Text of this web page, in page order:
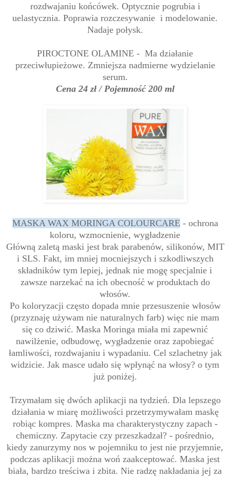
rozdwajaniu końcówek. Optycznie pogrubia i
uelastycznia. Poprawia rozczesywanie i modelowanie.
Nadaje połysk.
PIROCTONE OLAMINE - Ma działanie
przeciwłupieżowe. Zmniejsza nadmierne wydzielanie
serum.
Cena 24 zł / Pojemność 200 ml
MASKA WAX MORINGA COLOURCARE - ochrona
koloru, wzmocnienie, wygładzenie
Główną zaletą maski jest brak parabenów, silikonów, MIT
i SLS. Fakt, im mniej mocniejszych i szkodliwszych
składników tym lepiej, jednak nie mogę specjalnie i
zawsze narzekać na ich obecność w produktach do
włosów.
Po koloryzacji często dopada mnie przesuszenie włosów
(przyznaję używam nie naturalnych farb) więc nie mam
się co dziwić. Maska Moringa miała mi zapewnić
nawilżenie, odbudowę, wygładzenie oraz zapobiegać
łamliwości, rozdwajaniu i wypadaniu. Cel szlachetny jak
widzicie. Jak masce udało się wpłynąć na włosy? o tym
już poniżej.
Trzymałam się dwóch aplikacji na tydzień. Dla lepszego
działania w miarę możliwości przetrzymywałam maskę
robiąc kompres. Maska ma charakterystyczny zapach -
chemiczny. Zapytacie czy przeszkadzał? - pośrednio,
kiedy zanurzymy nos w pojemniku to jest nie przyjemnie,
podczas aplikacji można woń zaakceptować. Maska jest
biała, bardzo treściwa i zbita. Nie radzę nakładania jej za